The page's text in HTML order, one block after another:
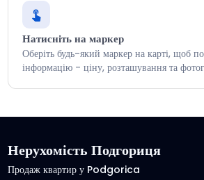
Натисніть на маркер
Оберіть будь-який маркер на карті, щоб
інформацію - ціну, розташування та
Нерухомість Подгориця
Продаж квартир у Podgorica